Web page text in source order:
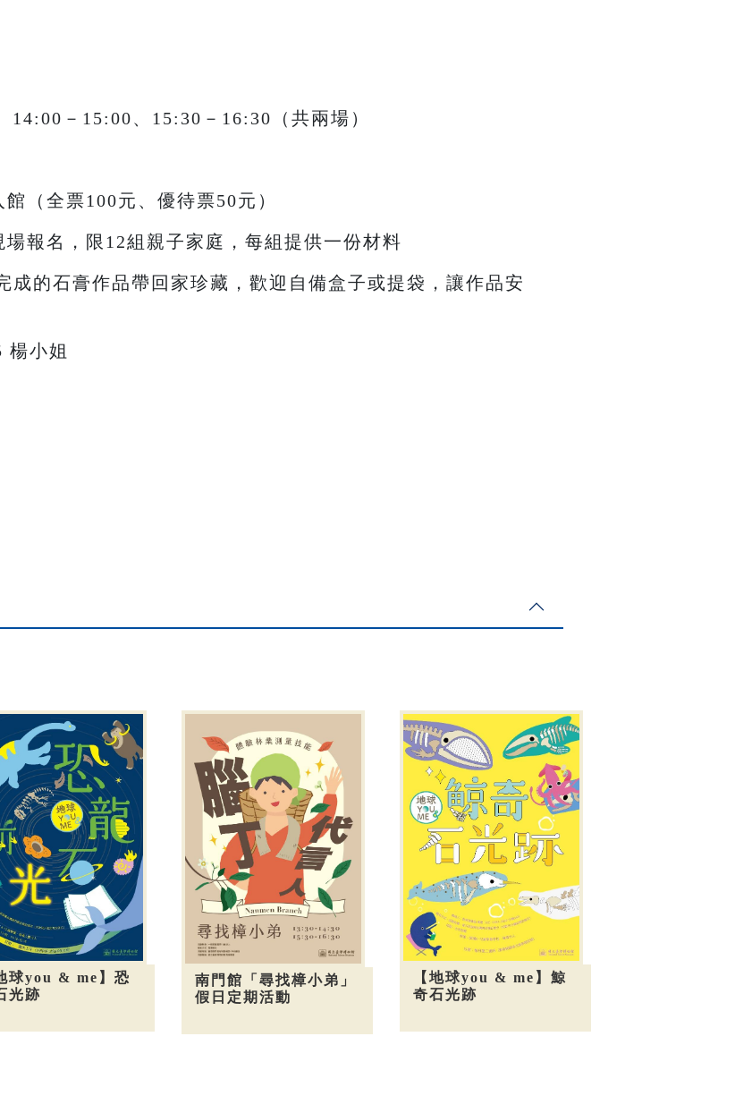
14:00－15:00、15:30－16:30（共兩場）
（全票100元、優待票50元）
報名，限12組親子家庭，每組提供一份材料
成的石膏作品帶回家珍藏，歡迎自備盒子或提袋，讓作品安
楊小姐
球you & me】恐
光跡
南門館「尋找樟小弟」
假日定期活動
【地球you & me】鯨
奇石光跡